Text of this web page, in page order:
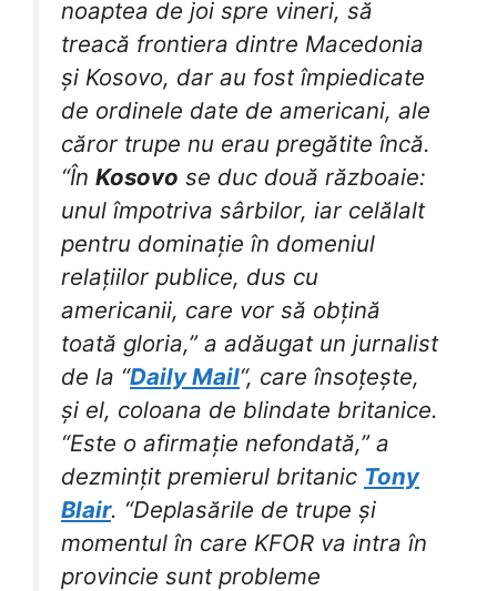
noaptea de joi spre vineri, să
treacă frontiera dintre Macedonia
și Kosovo, dar au fost împiedicate
de ordinele date de americani, ale
căror trupe nu erau pregătite încă.
“În Kosovo se duc două războaie:
unul împotriva sârbilor, iar celălalt
pentru dominație în domeniul
relațiilor publice, dus cu
americanii, care vor să obțină
toată gloria,” a adăugat un jurnalist
de la “Daily Mail“, care însoțește,
și el, coloana de blindate britanice.
“Este o afirmație nefondată,” a
dezmințit premierul britanic Tony
Blair. “Deplasările de trupe și
momentul în care KFOR va intra în
provincie sunt probleme